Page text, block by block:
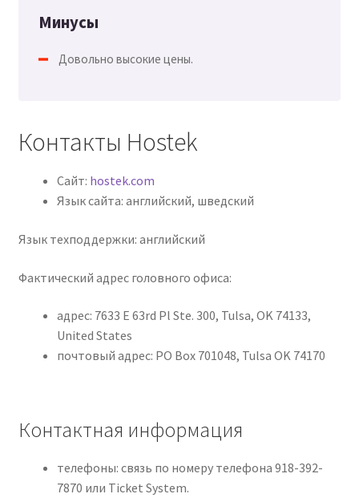
Минусы
Довольно высокие цены.
Контакты Hostek
Сайт: hostek.com
Язык сайта: английский, шведский
Язык техподдержки: английский
Фактический адрес головного офиса:
адрес: 7633 E 63rd Pl Ste. 300, Tulsa, OK 74133,
United States
почтовый адрес: PO Box 701048, Tulsa OK 74170
Контактная информация
телефоны: связь по номеру телефона 918-392-
7870 или Ticket System.